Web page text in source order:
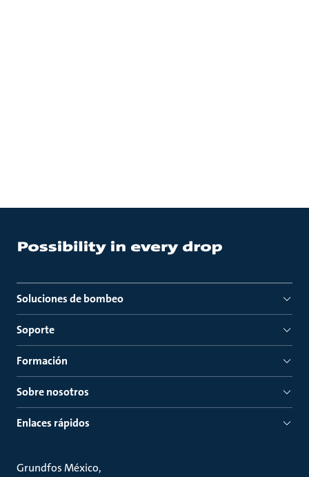
Soluciones de bombeo
Soporte
Formación
Sobre nosotros
Enlaces rápidos
Grundfos México